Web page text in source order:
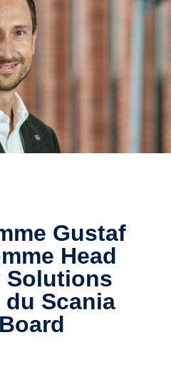
Head
Solutions
du Scania